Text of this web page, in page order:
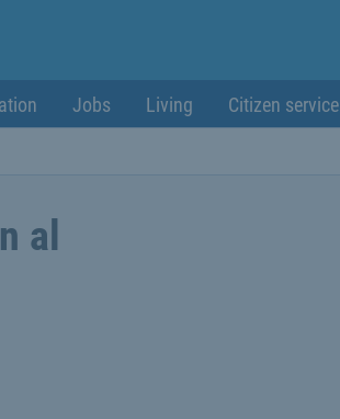
Jobs Living Citizen service
al